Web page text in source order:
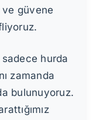
güvene
hurda
zamanda
bulunuyoruz.